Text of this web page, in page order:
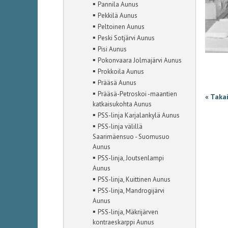
▪ Pannila Aunus
▪ Pekkilä Aunus
▪ Peltoinen Aunus
▪ Peski Sotjärvi Aunus
▪ Pisi Aunus
▪ Pokonvaara Jolmajärvi Aunus
▪ Prokkoila Aunus
▪ Prääsä Aunus
▪ Prääsä-Petroskoi -maantien
katkaisukohta Aunus
▪ PSS-linja Karjalankylä Aunus
▪ PSS-linja välillä
Saarimäensuo - Suomusuo
Aunus
▪ PSS-linja, Joutsenlampi
Aunus
▪ PSS-linja, Kuittinen Aunus
▪ PSS-linja, Mandrogijärvi
Aunus
▪ PSS-linja, Mäkrijärven
kontraeskarppi Aunus
«